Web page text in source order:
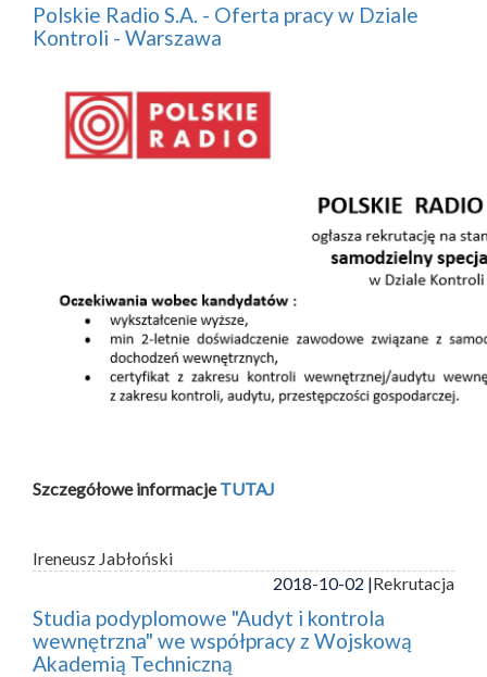
Polskie Radio S.A. - Oferta pracy w Dziale
Kontroli - Warszawa
Szczegółowe informacjeTUTAJ
Ireneusz Jabłoński
2018-10-02 |Rekrutacja
Studia podyplomowe "Audyt i kontrola
wewnętrzna" we współpracy z Wojskową
Akademią Techniczną